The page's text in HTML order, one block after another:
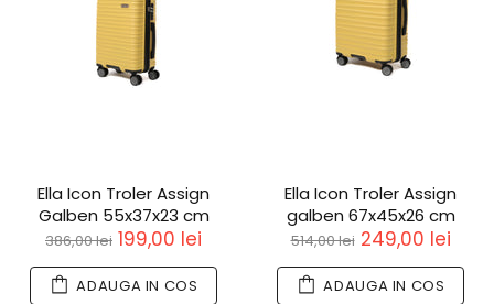
Ella Icon Troler Assign
Galben 55x37x23 cm
386,00 lei 199,00 lei
ADAUGA IN COS
Ella Icon Troler Assign
galben 67x45x26 cm
514,00 lei 249,00 lei
ADAUGA IN COS